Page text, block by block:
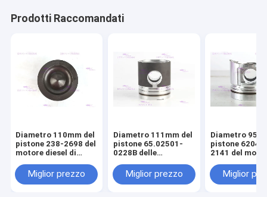
Prodotti Raccomandati
Diametro 110mm del
pistone 238-2698 del
motore diesel di
Miglior prezzo
Diametro 111mm del
pistone 65.02501-
0228B delle
motore di DOOSAN
DE08T
Miglior prezzo
Diametro
pistone 6204-
2141 del
S4D95LE-2
Miglior